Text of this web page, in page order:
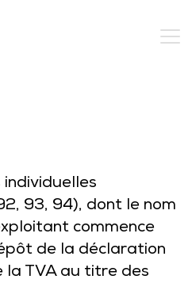
93, 94), dont le nom
commence
de la déclaration
TVA au titre des